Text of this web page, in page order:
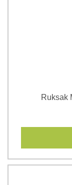
Ruksak